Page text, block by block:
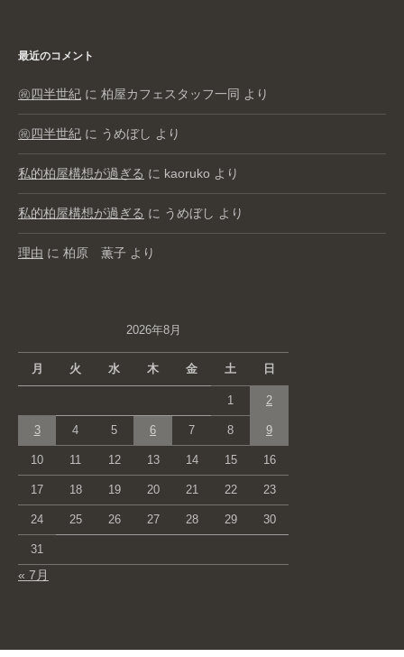
最近のコメント
㊗️四半世紀 に 柏屋カフェスタッフ一同 より
㊗️四半世紀 に うめぼし より
私的柏屋構想が過ぎる に kaoruko より
私的柏屋構想が過ぎる に うめぼし より
理由 に 柏原 薫子 より
2026年8月
月 火 水 木 金 土 日
1 2
3 4 5 6 7 8 9
10 11 12 13 14 15 16
17 18 19 20 21 22 23
24 25 26 27 28 29 30
31
« 7月